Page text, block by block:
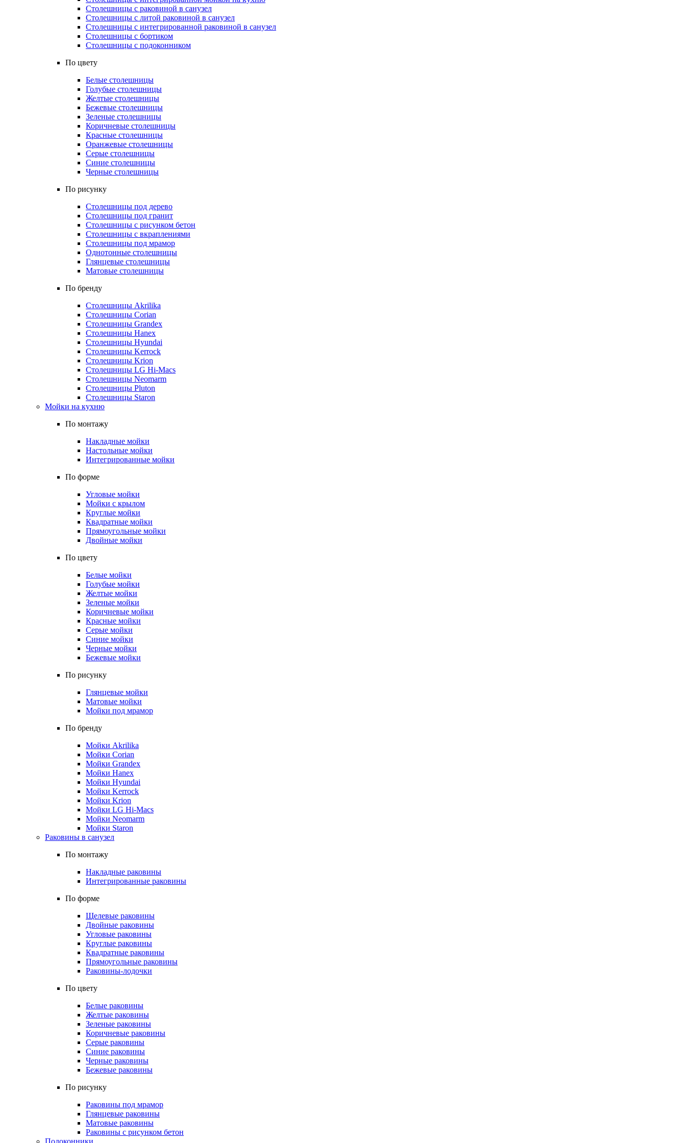
Столешницы с раковиной в санузел
Столешницы с литой раковиной в санузел
Столешницы с интегрированной раковиной в санузел
Столешницы с бортиком
Столешницы с подоконником
По цвету
Белые столешницы
Голубые столешницы
Желтые столешницы
Бежевые столешницы
Зеленые столешницы
Коричневые столешницы
Красные столешницы
Оранжевые столешницы
Серые столешницы
Синие столешницы
Черные столешницы
По рисунку
Столешницы под дерево
Столешницы под гранит
Столешницы с рисунком бетон
Столешницы с вкраплениями
Столешницы под мрамор
Однотонные столешницы
Глянцевые столешницы
Матовые столешницы
По бренду
Столешницы Akrilika
Столешницы Corian
Столешницы Grandex
Столешницы Hanex
Столешницы Hyundai
Столешницы Kerrock
Столешницы Krion
Столешницы LG Hi-Macs
Столешницы Neomarm
Столешницы Pluton
Столешницы Staron
Мойки на кухню
По монтажу
Накладные мойки
Настольные мойки
Интегрированные мойки
По форме
Угловые мойки
Мойки с крылом
Круглые мойки
Квадратные мойки
Прямоугольные мойки
Двойные мойки
По цвету
Белые мойки
Голубые мойки
Желтые мойки
Зеленые мойки
Коричневые мойки
Красные мойки
Серые мойки
Синие мойки
Черные мойки
Бежевые мойки
По рисунку
Глянцевые мойки
Матовые мойки
Мойки под мрамор
По бренду
Мойки Akrilika
Мойки Corian
Мойки Grandex
Мойки Hanex
Мойки Hyundai
Мойки Kerrock
Мойки Krion
Мойки LG Hi-Macs
Мойки Neomarm
Мойки Staron
Раковины в санузел
По монтажу
Накладные раковины
Интегрированные раковины
По форме
Щелевые раковины
Двойные раковины
Угловые раковины
Круглые раковины
Квадратные раковины
Прямоугольные раковины
Раковины-лодочки
По цвету
Белые раковины
Желтые раковины
Зеленые раковины
Коричневые раковины
Серые раковины
Синие раковины
Черные раковины
Бежевые раковины
По рисунку
Раковины под мрамор
Глянцевые раковины
Матовые раковины
Раковины с рисунком бетон
Подоконники